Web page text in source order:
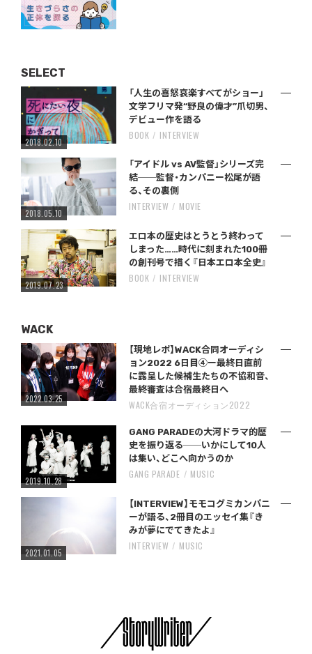
SELECT
2018.02.10
「人生の喜怒哀楽すべてがショー」
文学フリマ発“野良の偉才”爪切男、
デビュー作を語る
BOOK INTERVIEW
2018.05.10
「アイドル vs AV監督」シリーズ完
結──監督・カンパニー松尾が語
る、その裏側
INTERVIEW MOVIE
2019.07.23
エロ本の歴史はとうとう終わって
しまった……時代に刻まれた100冊
の創刊号で描く『日本エロ本全史』
BOOK INTERVIEW
WACK
2022.03.25
【現地レポ】WACK合同オーディシ
ョン2022 6日目④ー最終日直前
に露呈した候補生たちの不協和音、
最終審査は合宿最終日へ
WACK合宿オーディション2022
2019.10.28
GANG PARADEの大河ドラマ的歴
史を振り返る──いかにして10人
は集い、どこへ向かうのか
GANG PARADE MUSIC
2021.01.05
【INTERVIEW】モモコグミカンパニ
ーが語る、2冊目のエッセイ集『き
みが夢にでてきたよ』
INTERVIEW MUSIC